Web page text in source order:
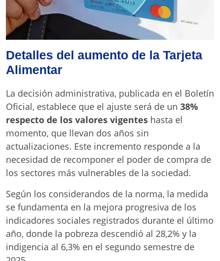
Detalles del aumento de la Tarjeta
Alimentar
La decisión administrativa, publicada en el Boletín
Oficial, establece que el ajuste será de un 38%
respecto de los valores vigentes hasta el
momento, que llevan dos años sin
actualizaciones. Este incremento responde a la
necesidad de recomponer el poder de compra de
los sectores más vulnerables de la sociedad.
Según los considerandos de la norma, la medida
se fundamenta en la mejora progresiva de los
indicadores sociales registrados durante el último
año, donde la pobreza descendió al 28,2% y la
indigencia al 6,3% en el segundo semestre de